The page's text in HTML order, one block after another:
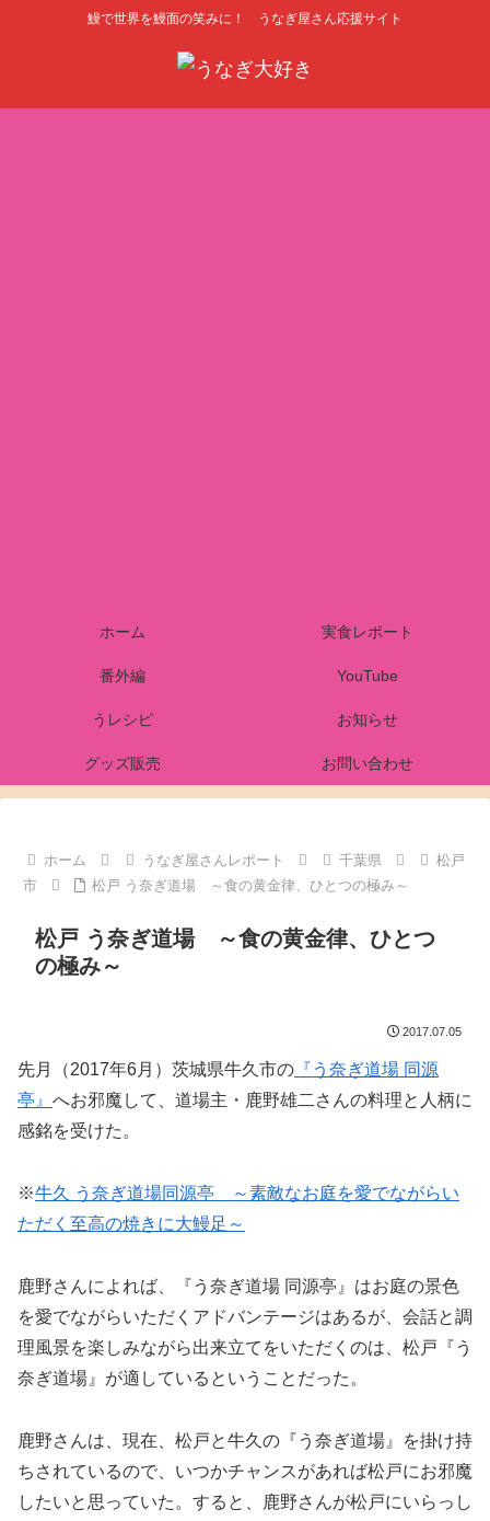
鰻で世界を鰻面の笑みに！ うなぎ屋さん応援サイト
ホーム 実食レポート
番外編 YouTube
うレシピ お知らせ
グッズ販売 お問い合わせ
ホーム うなぎ屋さんレポート 千葉県
松戸
市
松戸 う奈ぎ道場 ～食の黄金律、ひとつの極み～
松戸 う奈ぎ道場 ～食の黄金律、ひとつ
の極み～
2017.07.05
先月（2017年6月）茨城県牛久市の 『う奈ぎ道場 同源
亭』 へお邪魔して、道場主・鹿野雄二さんの料理と人柄に
感銘を受けた。
※牛久 う奈ぎ道場同源亭 ～素敵なお庭を愛でながらい
ただく至高の焼きに大鰻足～
鹿野さんによれば、『う奈ぎ道場 同源亭』はお庭の景色
を愛でながらいただくアドバンテージはあるが、会話と調
理風景を楽しみながら出来立てをいただくのは、松戸『う
奈ぎ道場』が適しているということだった。
鹿野さんは、現在、松戸と牛久の『う奈ぎ道場』を掛け持
ちされているので、いつかチャンスがあれば松戸にお邪魔
したいと思っていた。すると、鹿野さんが松戸にいらっし